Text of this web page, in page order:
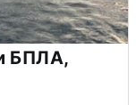
БПЛА,